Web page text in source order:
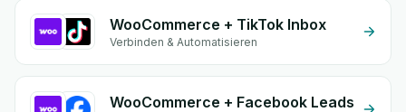
WooCommerce + TikTok Inbox
Verbinden & Automatisieren
WooCommerce + Facebook Leads